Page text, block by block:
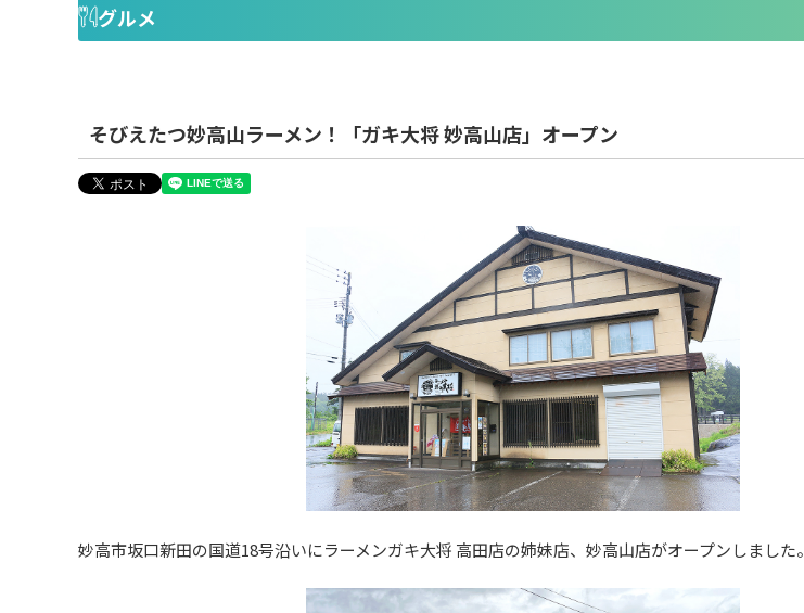
グルメ
そびえたつ妙高山ラーメン！「ガキ大将 妙高山店」オープン
妙高市坂口新田の国道18号沿いにラーメンガキ大将 高田店の姉妹店、妙高山店がオープンしました。